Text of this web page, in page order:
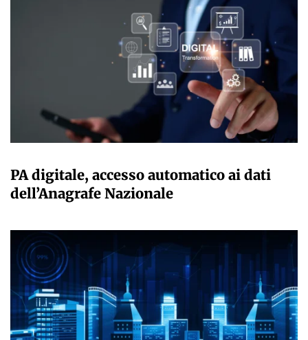
PA digitale, accesso automatico ai dati
dell’Anagrafe Nazionale